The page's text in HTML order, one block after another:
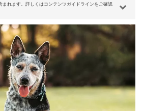
れます。詳しくはコンテンツガイドラインをご確認